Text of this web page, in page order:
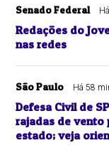
Senado Federal
Redações do
nas redes
São Paulo Há 58
Defesa Civil de
rajadas de vento
estado; veja